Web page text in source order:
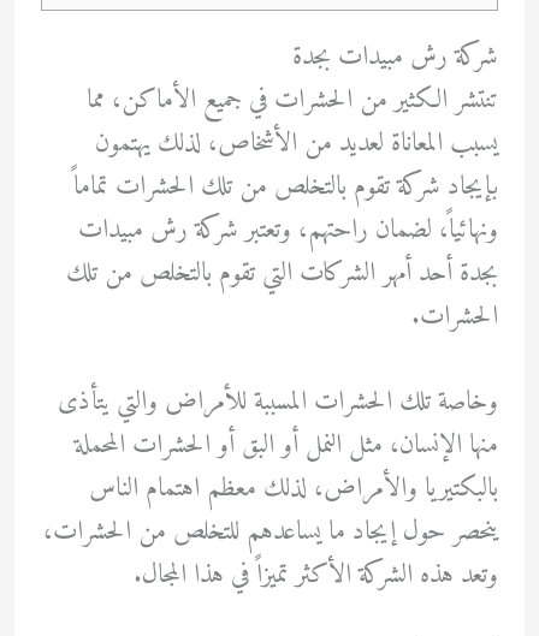
شركة رش مبيدات بجدة
تنتشر الكثير من الحشرات في جميع الأماكن، مما
يسبب المعاناة لعديد من الأشخاص، لذلك يهتمون
بإيجاد شركة تقوم بالتخلص من تلك الحشرات تماماً
ونهائياً، لضمان راحتهم، وتعتبر شركة رش مبيدات
بجدة أحد أمهر الشركات التي تقوم بالتخلص من تلك
الحشرات.
وخاصة تلك الحشرات المسببة للأمراض والتي يتأذى
منها الإنسان، مثل النمل أو البق أو الحشرات المحملة
بالبكتيريا والأمراض، لذلك معظم اهتمام الناس
ينحصر حول إيجاد ما يساعدهم للتخلص من الحشرات،
وتعد هذه الشركة الأكثر تميزاً في هذا المجال.